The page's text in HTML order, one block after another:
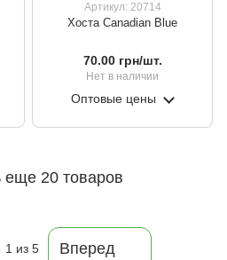
Артикул: 20714
Хоста Canadian Blue
70.00 грн/шт.
Нет в наличии
Оптовые цены
еще 20 товаров
1 из 5 Вперед